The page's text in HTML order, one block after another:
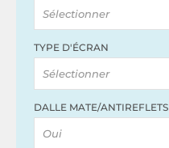
Sélectionner
TYPE D'ÉCRAN
Sélectionner
DALLE MATE/ANTIREFLETS
Oui